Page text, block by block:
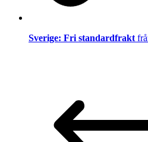
Sverige: Fri standardfrakt